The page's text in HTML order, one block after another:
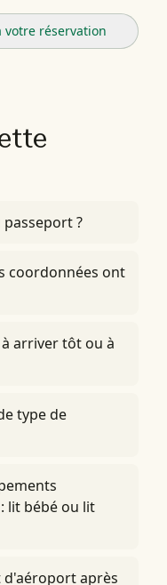
votre réservation
?
coordonnées ont
arriver tôt ou à
type de
lit bébé ou lit
après